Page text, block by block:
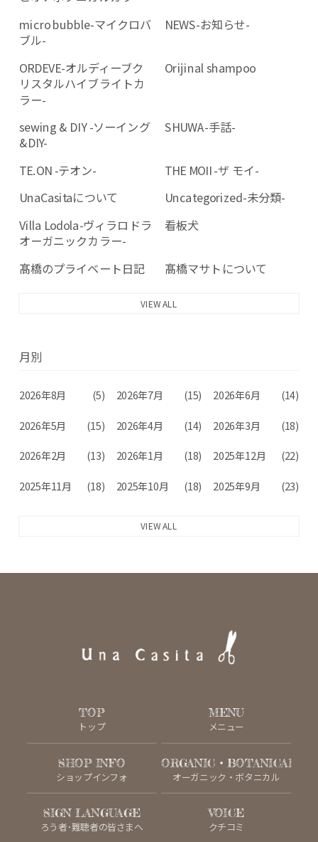
micro bubble-マイクロバ
ブル-
NEWS-お知らせ-
ORDEVE-オルディーブク
リスタルハイブライトカ
ラー-
Orijinal shampoo
sewing & DIY -ソーイング
&DIY-
SHUWA-手話-
TE.ON -テオン-
THE MOII -ザ モイ-
UnaCasitaについて
Uncategorized-未分類-
Villa Lodola-ヴィラロドラ
オーガニックカラー-
看板犬
髙橋のプライベート日記 髙橋マサトについて
VIEW ALL
月別
2026年8月 (5) 2026年7月 (15) 2026年6月 (14)
2026年5月 (15) 2026年4月 (14) 2026年3月 (18)
2026年2月 (13) 2026年1月 (18) 2025年12月 (22)
2025年11月 (18) 2025年10月 (18) 2025年9月 (23)
VIEW ALL
TOP
トップ
MENU
メニュー
SHOP INFO
ショップインフォ
ORGANIC・BOTANICAL
オーガニック・ボタニカル
SIGN LANGUAGE
ろう者･難聴者の皆さまへ
VOICE
クチコミ